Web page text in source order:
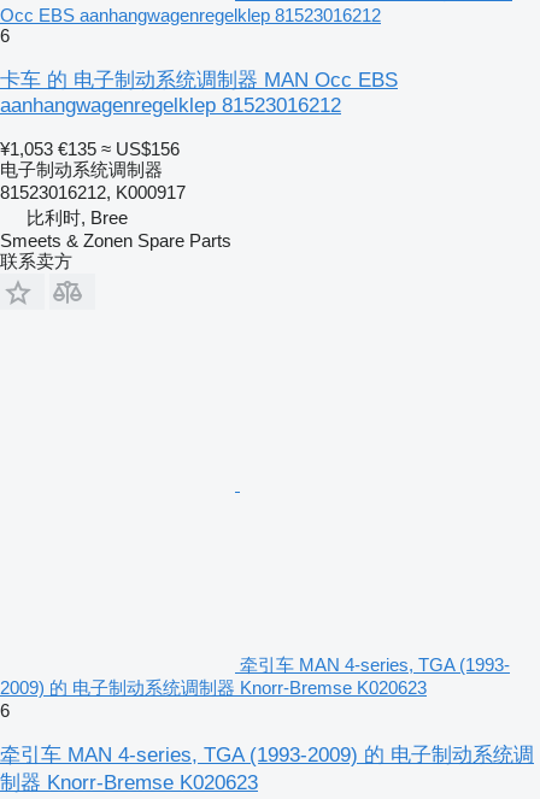
Occ EBS aanhangwagenregelklep 81523016212
6
卡车 的 电子制动系统调制器 MAN Occ EBS
aanhangwagenregelklep 81523016212
¥1,053 €135 ≈ US$156
电子制动系统调制器
81523016212, K000917
比利时, Bree
Smeets & Zonen Spare Parts
联系卖方
牵引车 MAN 4-series, TGA (1993-
2009) 的 电子制动系统调制器 Knorr-Bremse K020623
6
牵引车 MAN 4-series, TGA (1993-2009) 的 电子制动系统调
制器 Knorr-Bremse K020623